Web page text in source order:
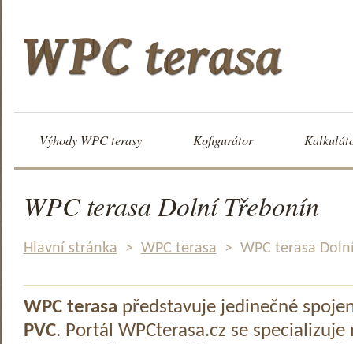
Výhody WPC terasy Kofigurátor
WPC terasa Dolní Třebonín
Hlavní stránka > WPC terasa > WPC terasa
WPC terasa představuje jedinečné
PVC. Portál WPCterasa.cz se specializuje